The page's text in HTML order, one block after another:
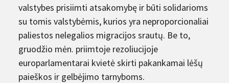
valstybes prisiimti atsakomybę ir būti solidarioms
su tomis valstybėmis, kurios yra neproporcionaliai
paliestos nelegalios migracijos srautų. Be to,
gruodžio mėn. priimtoje rezoliucijoje
europarlamentarai kvietė skirti pakankamai lėšų
paieškos ir gelbėjimo tarnyboms.